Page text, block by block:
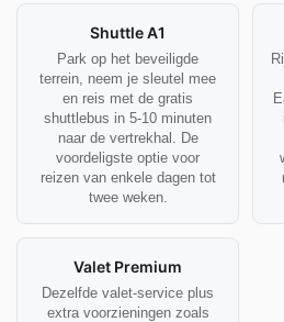
Shuttle A1
Park op het beveiligde
terrein, neem je sleutel mee
en reis met de gratis
shuttlebus in 5-10 minuten
naar de vertrekhal. De
voordeligste optie voor
reizen van enkele dagen tot
twee weken.
Valet Premium
Dezelfde valet-service plus
extra voorzieningen zoals